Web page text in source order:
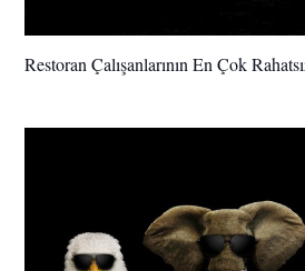
Restoran Çalışanlarının En Çok